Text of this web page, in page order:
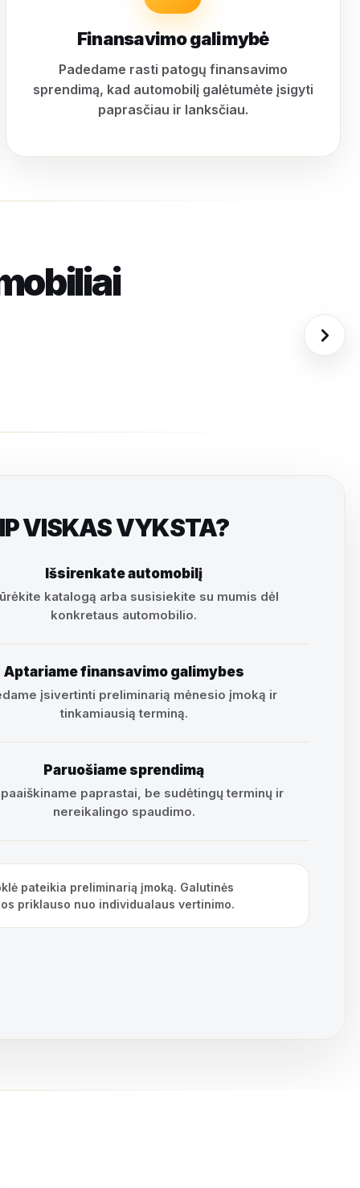
Finansavimo galimybė
Padedame rasti patogų finansavimo
sprendimą, kad automobilį galėtumėte įsigyti
paprasčiau ir lanksčiau.
ir grąžinamas lygiomis dalimis per visą sutarties
VISKAS VYKSTA?
Išsirenkate automobilį
katalogą arba susisiekite su mumis dėl
konkretaus automobilio.
Aptariame finansavimo galimybes
įsivertinti preliminarią mėnesio įmoką ir
tinkamiausią terminą.
Paruošiame sprendimą
paprastai, be sudėtingų terminų ir
nereikalingo spaudimo.
pateikia preliminarią įmoką. Galutinės
priklauso nuo individualaus vertinimo.